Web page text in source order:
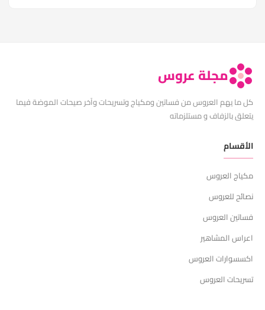
مجلة عروس
كل ما يهم العروس من فساتين ومكياج وتسريحات وآخر صيحات الموضة فيما
يتعلق بالزفاف و مستلزماته
الأقسام
مكياج العروس
نصائح للعروس
فساتين العروس
اعراس المشاهير
اكسسوارات العروس
تسريحات العروس